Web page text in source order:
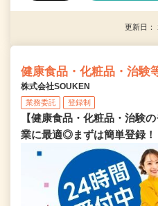
更新日
健康食品・化粧品・治験
株式会社SOUKEN
業務委託 登録制
【健康食品・化粧品・治験
業に最適◎まずは簡単登録！